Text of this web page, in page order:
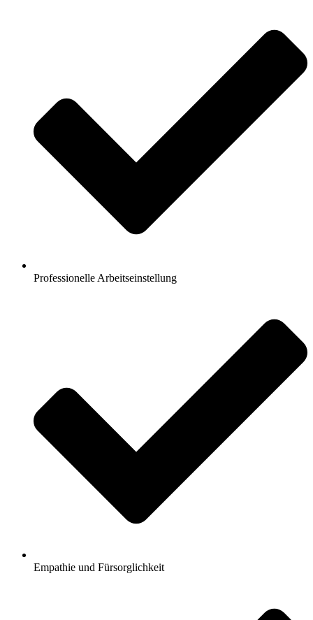
Professionelle Arbeitseinstellung
Empathie und Fürsorglichkeit